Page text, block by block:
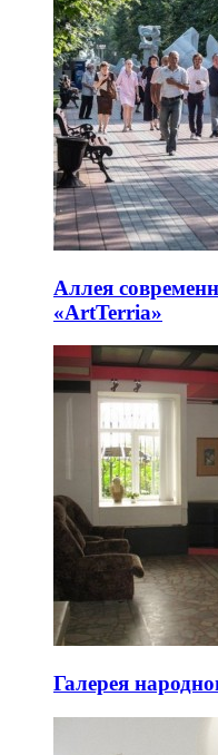
Аллея
«ArtTerria»
Галерея